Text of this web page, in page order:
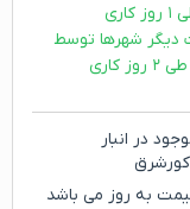
دیگر شهرها توسط
کاری
در انبار
به روز می باشد